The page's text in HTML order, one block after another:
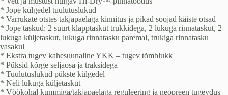
* Jope külgedel tuulutuslukud
* Varrukate otstes takjapaelaga kinnitus ja pikad soojad käiste otsad
* Jope taskud: 2 suurt klapptaskut trukkidega, 2 lukuga rinnataskut, 2
lukuga küljetaskut, lukuga rinnatasku paremal, trukiga rinnatasku
vasakul
* Ekstra tugev kahesuunaline YKK – tugev tõmblukk
* Püksid kõrge seljaosa ja traksidega
* Tuulutuslukud pükste külgedel
* Neli lukuga küljetaskut
* Vöökohal kummiga/takjapaelaga reguleering ja neopreen tugevdus